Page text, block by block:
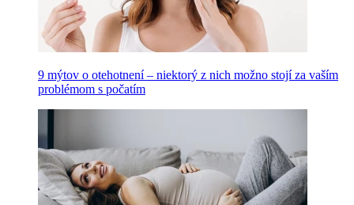
9 mýtov o otehotnení – niektorý z nich možno stojí za vaším
problémom s počatím